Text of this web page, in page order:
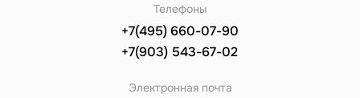
Телефоны
+7(495) 660-07-90
+7(903) 543-67-02
Электронная почта